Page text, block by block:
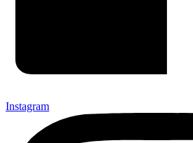
Instagram